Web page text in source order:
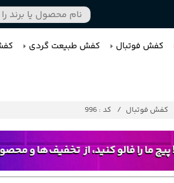
کفش فوتبال کفش طبیعت گردی
کفش فوتبال کد : 996